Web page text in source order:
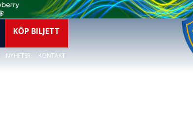
KÖP BILJETT
NYHETER KONTAKT